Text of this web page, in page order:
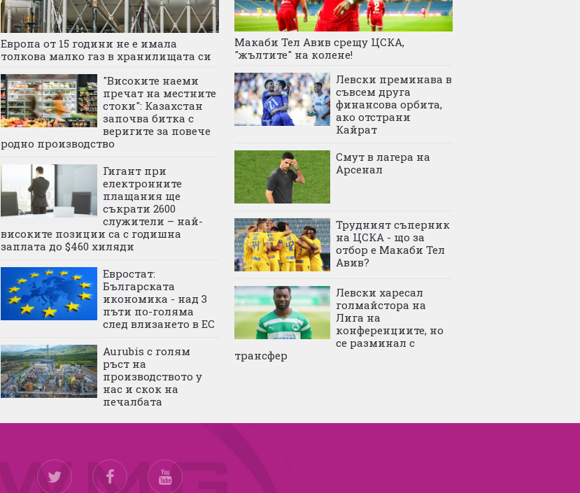
Европа от 15 години не е имала
толкова малко газ в хранилищата си
"Високите наеми
пречат на местните
стоки": Казахстан
започва битка с
веригите за повече
родно производство
Гигант при
електронните
плащания ще
съкрати 2600
служители – най-
високите позиции са с годишна
заплата до $460 хиляди
Евростат:
Българската
икономика - над 3
пъти по-голяма
след влизането в ЕС
Aurubis с голям
ръст на
производството у
нас и скок на
печалбата
Макаби Тел Авив срещу ЦСКА,
"жълтите" на колене!
Левски преминава в
съвсем друга
финансова орбита,
ако отстрани
Кайрат
Смут в лагера на
Арсенал
Трудният съперник
на ЦСКА - що за
отбор е Макаби Тел
Авив?
Левски харесал
голмайстора на
Лига на
конференциите, но
се разминал с
трансфер